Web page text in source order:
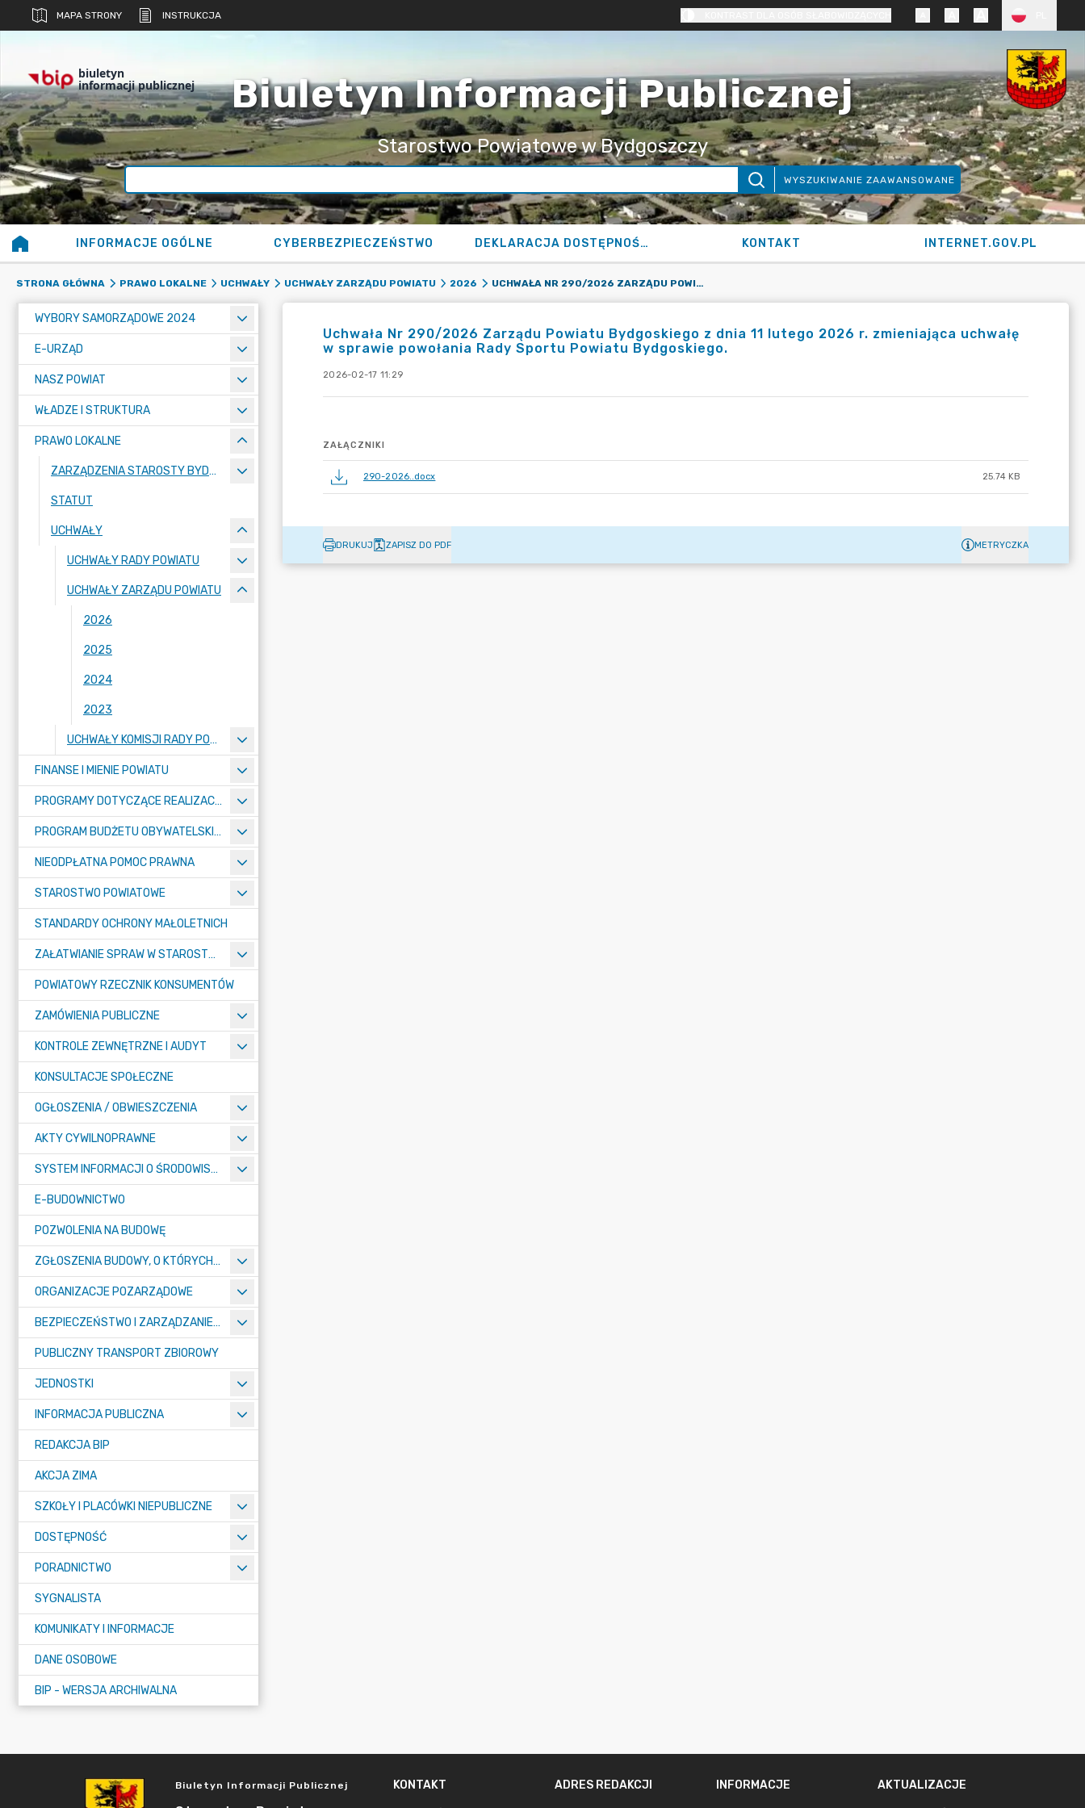
MAPA STRONY INSTRUKCJA
biuletyn
informacji publicznej Biuletyn Informacji Publicznej
Starostwo Powiatowe w Bydgoszczy
WYSZUKIWANIE ZAAWANSOWANE
INFORMACJE OGÓLNE CYBERBEZPIECZEŃSTWO DEKLARACJA DOSTĘPNOŚCI KONTAKT INTERNET.GOV.PL
STRONA GŁÓWNA PRAWO LOKALNE UCHWAŁY UCHWAŁY ZARZĄDU POWIATU 2026 UCHWAŁA NR 290/2026 ZARZĄDU POWIATU BYDGOSKIEGO Z DNIA 11 LUTEGO 2026 R. ZMIENIAJĄCA UCHWAŁĘ W SPRAWIE POWOŁANIA RADY SPORTU POWIATU BYDGOSKIEGO.
WYBORY SAMORZĄDOWE 2024
E-URZĄD
NASZ POWIAT
WŁADZE I STRUKTURA
PRAWO LOKALNE
ZARZĄDZENIA STAROSTY BYDGOSKIEGO
STATUT
UCHWAŁY
UCHWAŁY RADY POWIATU
UCHWAŁY ZARZĄDU POWIATU
2026
2025
2024
2023
UCHWAŁY KOMISJI RADY POWIATU
FINANSE I MIENIE POWIATU
PROGRAMY DOTYCZĄCE REALIZACJI ZADAŃ PUBLICZNYCH
PROGRAM BUDŻETU OBYWATELSKIEGO POWIATU BYDGOSKIEGO
NIEODPŁATNA POMOC PRAWNA
STAROSTWO POWIATOWE
STANDARDY OCHRONY MAŁOLETNICH
ZAŁATWIANIE SPRAW W STAROSTWIE
POWIATOWY RZECZNIK KONSUMENTÓW
ZAMÓWIENIA PUBLICZNE
KONTROLE ZEWNĘTRZNE I AUDYT
KONSULTACJE SPOŁECZNE
OGŁOSZENIA / OBWIESZCZENIA
AKTY CYWILNOPRAWNE
SYSTEM INFORMACJI O ŚRODOWISKU
E-BUDOWNICTWO
POZWOLENIA NA BUDOWĘ
ZGŁOSZENIA BUDOWY, O KTÓRYCH MOWA W ART. 29 UST. 1 PKT 1A, 2B I 19A USTAWY PRAWO BUDOWLANE
ORGANIZACJE POZARZĄDOWE
BEZPIECZEŃSTWO I ZARZĄDZANIE KRYZYSOWE
PUBLICZNY TRANSPORT ZBIOROWY
JEDNOSTKI
INFORMACJA PUBLICZNA
REDAKCJA BIP
AKCJA ZIMA
SZKOŁY I PLACÓWKI NIEPUBLICZNE
DOSTĘPNOŚĆ
PORADNICTWO
SYGNALISTA
KOMUNIKATY I INFORMACJE
DANE OSOBOWE
BIP - WERSJA ARCHIWALNA
Uchwała Nr 290/2026 Zarządu Powiatu Bydgoskiego z dnia 11 lutego 2026 r. zmieniająca uchwałę
w sprawie powołania Rady Sportu Powiatu Bydgoskiego.
2026-02-17 11:29
ZAŁĄCZNIKI
290-2026..docx 25.74 KB
DRUKUJ ZAPISZ DO PDF METRYCZKA
Biuletyn Informacji Publicznej KONTAKT ADRES REDAKCJI INFORMACJE AKTUALIZACJE